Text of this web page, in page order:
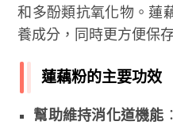
和多酚類抗氧化物。蓮
養成分，同時更方便保
蓮藕粉的主要功效
幫助維持消化道機能